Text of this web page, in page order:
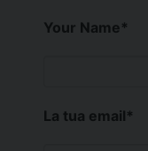
Your Name*
La tua email*